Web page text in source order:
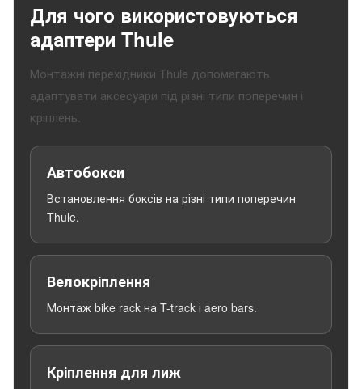
Для чого використовуються
адаптери Thule
Монтажні перехідники Thule допомагають
адаптувати аксесуари під різні типи поперечин і
кріплень.
Автобокси
Встановлення боксів на різні типи поперечин
Thule.
Велокріплення
Монтаж bike rack на T-track і aero bars.
Кріплення для лиж